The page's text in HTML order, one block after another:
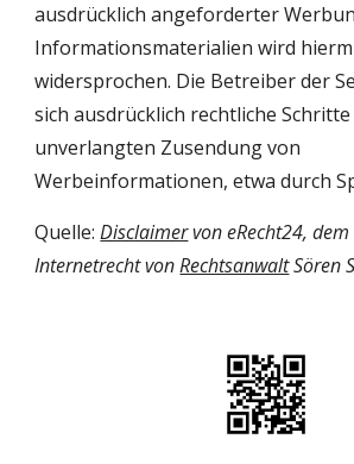
ausdrücklich angeforderter
Informationsmaterialien wird
widersprochen. Die Betreiber der
sich ausdrücklich rechtliche
unverlangten Zusendung von
Werbeinformationen, etwa durch
Quelle: Disclaimer von eRecht24,
Internetrecht von Rechtsanwalt Sören